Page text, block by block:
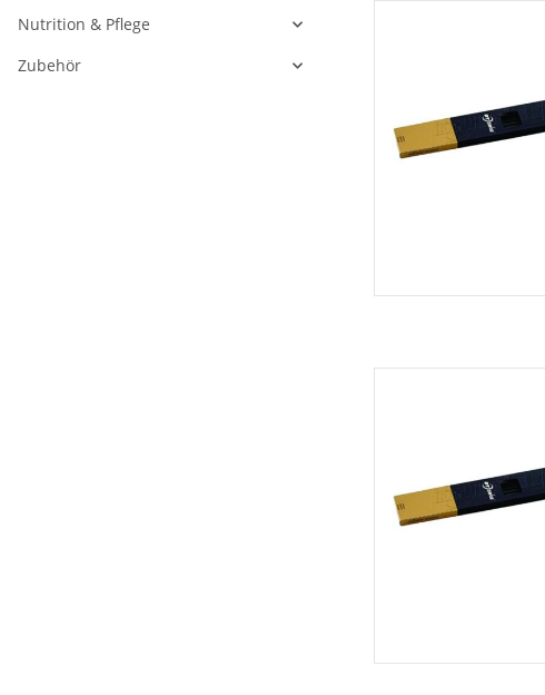
Nutrition & Pflege
Zubehör